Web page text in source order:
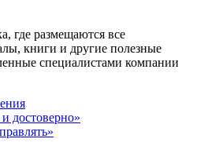
где размещаются все
книги и другие полезные
специалистами компании
достоверно»